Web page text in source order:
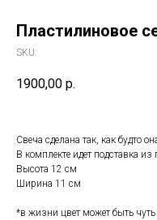
Пластилиновое
SKU:
1900,00 р.
Свеча сделана так, как будто
В комплекте идет подставка
Высота 12 см
Ширина 11 см
*в жизни цвет может быть